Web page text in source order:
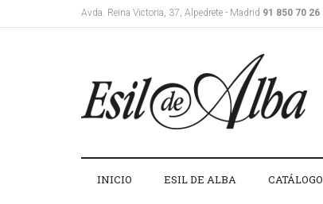
Avda. Reina Victoria, 37, Alpedrete - Madrid 91 850 70 26
INICIO ESIL DE ALBA CATÁLOGO